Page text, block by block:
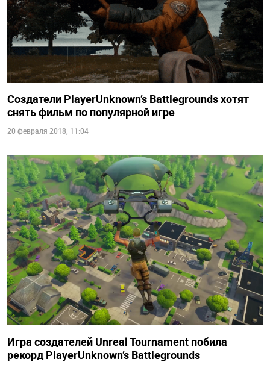
Создатели PlayerUnknown’s Battlegrounds хотят
снять фильм по популярной игре
20 февраля 2018, 11:04
Игра создателей Unreal Tournament побила
рекорд PlayerUnknown’s Battlegrounds